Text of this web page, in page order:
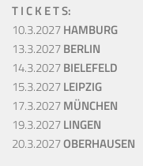
T I C K E T S:
10.3.2027HAMBURG
13.3.2027BERLIN
14.3.2027BIELEFELD
15.3.2027LEIPZIG
17.3.2027MÜNCHEN
19.3.2027LINGEN
20.3.2027OBERHAUSEN